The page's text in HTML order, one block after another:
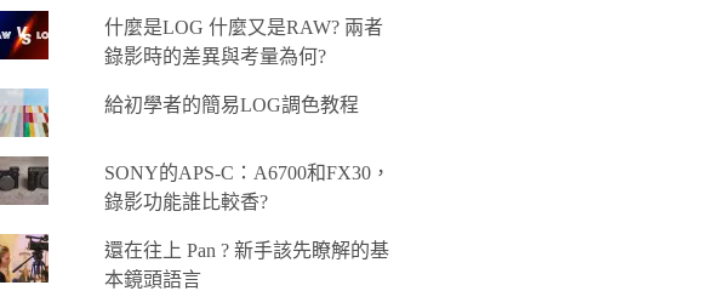
什麼是LOG 什麼又是RAW? 兩者
錄影時的差異與考量為何?
給初學者的簡易LOG調色教程
SONY的APS-C：A6700和FX30，
錄影功能誰比較香?
還在往上 Pan ? 新手該先瞭解的基
本鏡頭語言